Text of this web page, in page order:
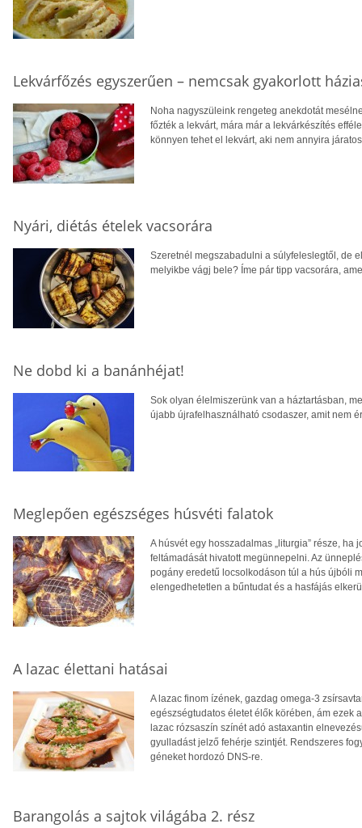
Lekvárfőzés egyszerűen – nemcsak gyakorlott
Noha nagyszüleink rengeteg anekdotát
főzték a lekvárt, mára már a lekvárkészítés
könnyen tehet el lekvárt, aki nem annyira
Nyári, diétás ételek vacsorára
Szeretnél megszabadulni a súlyfeleslegtől, de
melyikbe vágj bele? Íme pár tipp vacsorára,
Ne dobd ki a banánhéjat!
Sok olyan élelmiszerünk van a háztartásban,
újabb újrafelhasználható csodaszer, amit nem
Meglepően egészséges húsvéti falatok
A húsvét egy hosszadalmas „liturgia” része,
feltámadását hivatott megünnepelni. Az
pogány eredetű locsolkodáson túl a hús újbóli
elengedhetetlen a bűntudat és a hasfájás
A lazac élettani hatásai
A lazac finom ízének, gazdag omega-3
egészségtudatos életet élők körében, ám ezek
lazac rózsaszín színét adó astaxantin
gyulladást jelző fehérje szintjét. Rendszeres
géneket hordozó DNS-re.
Barangolás a sajtok világába 2. rész